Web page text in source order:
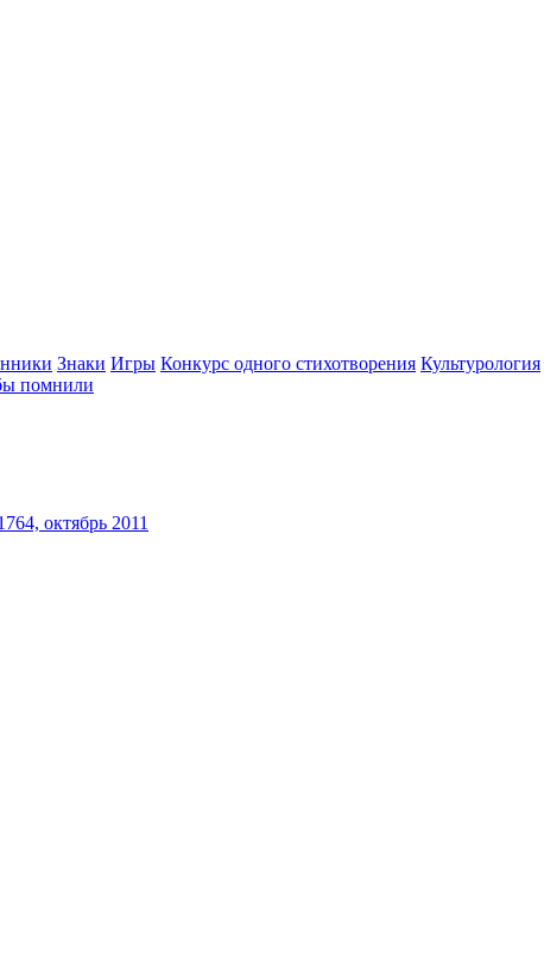
Знаки Игры Конкурс одного стихотворения Культурология
помнили
октябрь 2011